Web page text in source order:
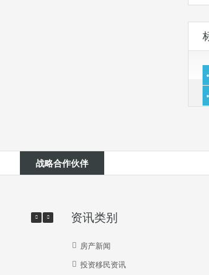
战略合作伙伴
资讯类别
房产新闻
投资移民资讯